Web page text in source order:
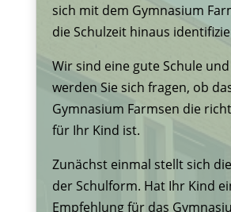
sich mit dem Gymnasium
die Schulzeit hinaus
Wir sind eine gute Schule
werden Sie sich fragen, ob
Gymnasium Farmsen die
für Ihr Kind ist.
Zunächst einmal stellt sich
der Schulform. Hat Ihr Kind
Empfehlung für das